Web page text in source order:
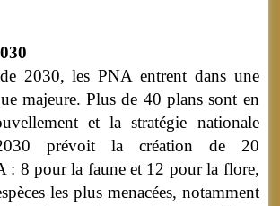
2030, les PNA entrent dans une
majeure. Plus de 40 plans sont en
et la stratégie nationale
prévoit la création de 20
: 8 pour la faune et 12 pour la flore,
les plus menacées, notamment